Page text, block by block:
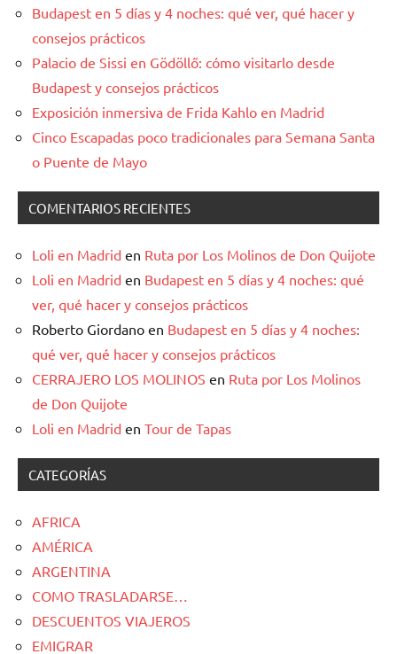
Budapest en 5 días y 4 noches: qué ver, qué hacer y
consejos prácticos
Palacio de Sissi en Gödöllő: cómo visitarlo desde
Budapest y consejos prácticos
Exposición inmersiva de Frida Kahlo en Madrid
Cinco Escapadas poco tradicionales para Semana Santa
o Puente de Mayo
COMENTARIOS RECIENTES
Loli en Madrid en Ruta por Los Molinos de Don Quijote
Loli en Madrid en Budapest en 5 días y 4 noches: qué
ver, qué hacer y consejos prácticos
Roberto Giordano en Budapest en 5 días y 4 noches:
qué ver, qué hacer y consejos prácticos
CERRAJERO LOS MOLINOS en Ruta por Los Molinos
de Don Quijote
Loli en Madrid en Tour de Tapas
CATEGORÍAS
AFRICA
AMÉRICA
ARGENTINA
COMO TRASLADARSE…
DESCUENTOS VIAJEROS
EMIGRAR